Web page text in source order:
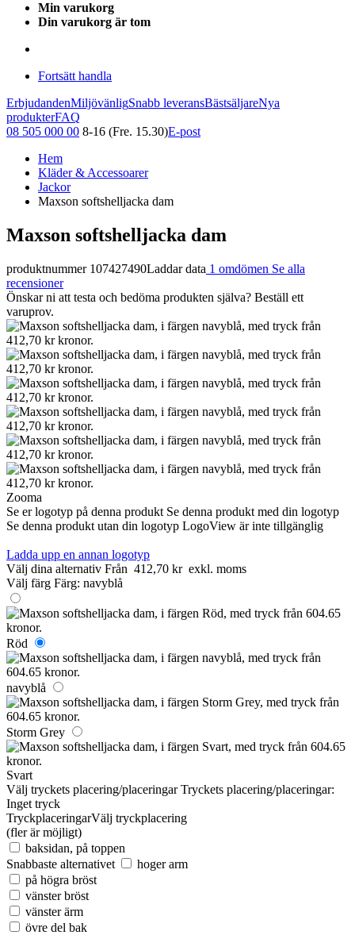
Min varukorg
Din varukorg är tom
Fortsätt handla
ErbjudandenMiljövänligSnabb leveransBästsäljareNya
produkterFAQ
08 505 000 00 8-16 (Fre. 15.30)E-post
Hem
Kläder & Accessoarer
Jackor
Maxson softshelljacka dam
Maxson softshelljacka dam
produktnummer 107427490Laddar data 1 omdömen Se alla
recensioner
Önskar ni att testa och bedöma produkten själva? Beställ ett
varuprov.
Zooma
Se er logotyp på denna produkt Se denna produkt med din logotyp
Se denna produkt utan din logotyp LogoView är inte tillgänglig
Ladda upp en annan logotyp
Välj dina alternativ Från 412,70 kr exkl. moms
Välj färg Färg: navyblå
Röd
navyblå
Storm Grey
Svart
Välj tryckets placering/placeringar Tryckets placering/placeringar:
Inget tryck
TryckplaceringarVälj tryckplacering
(fler är möjligt)
baksidan, på toppen
Snabbaste alternativet
hoger arm
på högra bröst
vänster bröst
vänster ärm
övre del bak